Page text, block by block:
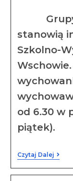
Grupy
stanowią
Szkolno-
od 6.30 w
piątek).
Czytaj Dalej